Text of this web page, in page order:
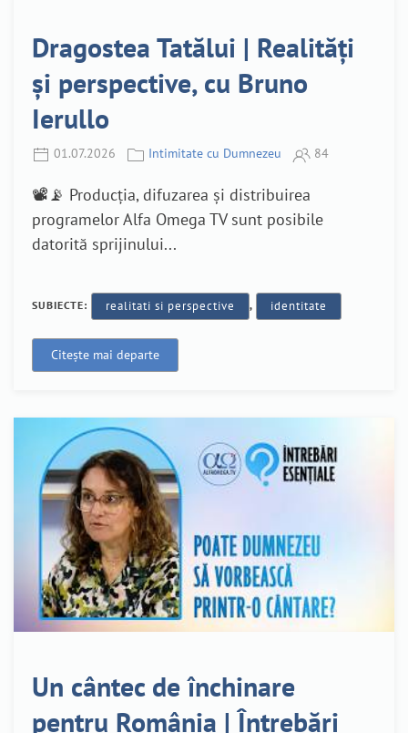
Dragostea Tatălui | Realități
și perspective, cu Bruno
Ierullo
01.07.2026 Intimitate cu Dumnezeu 84
📽️📡 Producția, difuzarea și distribuirea
programelor Alfa Omega TV sunt posibile
datorită sprijinului...
SUBIECTE: realitati si perspective , identitate
Citește mai departe
Un cântec de închinare
pentru România | Întrebări